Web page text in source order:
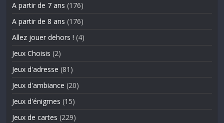
A partir de 7 ans (176)
A partir de 8 ans (176)
Allez jouer dehors ! (4)
Jeux Choisis (2)
Jeux d'adresse (81)
Jeux d'ambiance (20)
Jeux d'énigmes (15)
Jeux de cartes (229)